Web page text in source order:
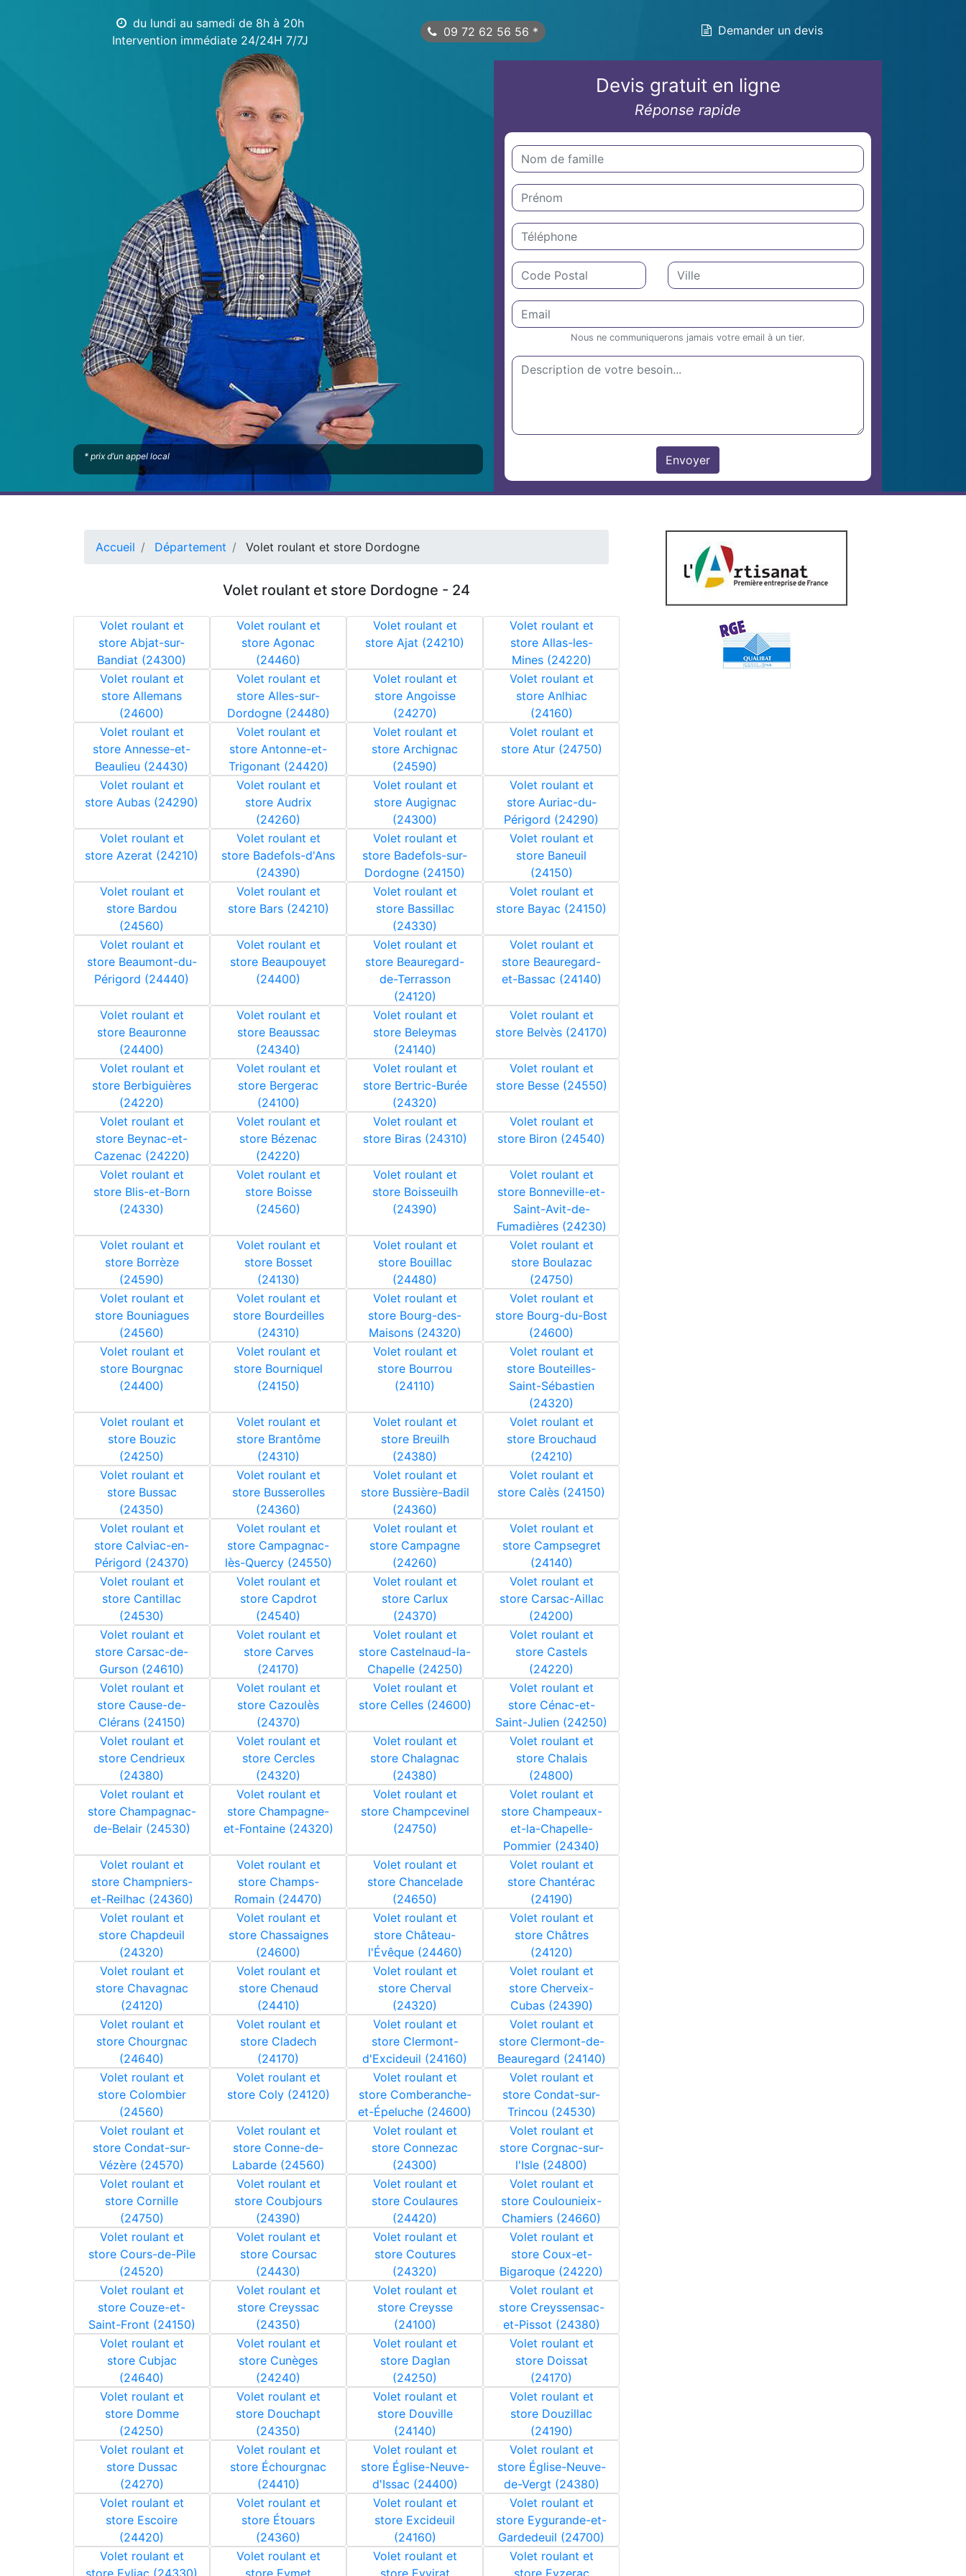
du lundi au samedi de 8h à 20h
Intervention immédiate 24/24H 7/7J
09 72 62 56 56 * Demander un devis
* prix d’un appel local
Devis gratuit en ligne
Réponse rapide
Nous ne communiquerons jamais votre email à un tier.
Accueil Département Volet roulant et store Dordogne
Volet roulant et store Dordogne - 24
Volet roulant et
store Abjat-sur-
Bandiat (24300)
Volet roulant et
store Agonac
(24460)
Volet roulant et
store Ajat (24210)
Volet roulant et
store Allas-les-
Mines (24220)
Volet roulant et
store Allemans
(24600)
Volet roulant et
store Alles-sur-
Dordogne (24480)
Volet roulant et
store Angoisse
(24270)
Volet roulant et
store Anlhiac
(24160)
Volet roulant et
store Annesse-et-
Beaulieu (24430)
Volet roulant et
store Antonne-et-
Trigonant (24420)
Volet roulant et
store Archignac
(24590)
Volet roulant et
store Atur (24750)
Volet roulant et
store Aubas (24290)
Volet roulant et
store Audrix
(24260)
Volet roulant et
store Augignac
(24300)
Volet roulant et
store Auriac-du-
Périgord (24290)
Volet roulant et
store Azerat (24210)
Volet roulant et
store Badefols-d'Ans
(24390)
Volet roulant et
store Badefols-sur-
Dordogne (24150)
Volet roulant et
store Baneuil
(24150)
Volet roulant et
store Bardou
(24560)
Volet roulant et
store Bars (24210)
Volet roulant et
store Bassillac
(24330)
Volet roulant et
store Bayac (24150)
Volet roulant et
store Beaumont-du-
Périgord (24440)
Volet roulant et
store Beaupouyet
(24400)
Volet roulant et
store Beauregard-
de-Terrasson
(24120)
Volet roulant et
store Beauregard-
et-Bassac (24140)
Volet roulant et
store Beauronne
(24400)
Volet roulant et
store Beaussac
(24340)
Volet roulant et
store Beleymas
(24140)
Volet roulant et
store Belvès (24170)
Volet roulant et
store Berbiguières
(24220)
Volet roulant et
store Bergerac
(24100)
Volet roulant et
store Bertric-Burée
(24320)
Volet roulant et
store Besse (24550)
Volet roulant et
store Beynac-et-
Cazenac (24220)
Volet roulant et
store Bézenac
(24220)
Volet roulant et
store Biras (24310)
Volet roulant et
store Biron (24540)
Volet roulant et
store Blis-et-Born
(24330)
Volet roulant et
store Boisse
(24560)
Volet roulant et
store Boisseuilh
(24390)
Volet roulant et
store Bonneville-et-
Saint-Avit-de-
Fumadières (24230)
Volet roulant et
store Borrèze
(24590)
Volet roulant et
store Bosset
(24130)
Volet roulant et
store Bouillac
(24480)
Volet roulant et
store Boulazac
(24750)
Volet roulant et
store Bouniagues
(24560)
Volet roulant et
store Bourdeilles
(24310)
Volet roulant et
store Bourg-des-
Maisons (24320)
Volet roulant et
store Bourg-du-Bost
(24600)
Volet roulant et
store Bourgnac
(24400)
Volet roulant et
store Bourniquel
(24150)
Volet roulant et
store Bourrou
(24110)
Volet roulant et
store Bouteilles-
Saint-Sébastien
(24320)
Volet roulant et
store Bouzic
(24250)
Volet roulant et
store Brantôme
(24310)
Volet roulant et
store Breuilh
(24380)
Volet roulant et
store Brouchaud
(24210)
Volet roulant et
store Bussac
(24350)
Volet roulant et
store Busserolles
(24360)
Volet roulant et
store Bussière-Badil
(24360)
Volet roulant et
store Calès (24150)
Volet roulant et
store Calviac-en-
Périgord (24370)
Volet roulant et
store Campagnac-
lès-Quercy (24550)
Volet roulant et
store Campagne
(24260)
Volet roulant et
store Campsegret
(24140)
Volet roulant et
store Cantillac
(24530)
Volet roulant et
store Capdrot
(24540)
Volet roulant et
store Carlux
(24370)
Volet roulant et
store Carsac-Aillac
(24200)
Volet roulant et
store Carsac-de-
Gurson (24610)
Volet roulant et
store Carves
(24170)
Volet roulant et
store Castelnaud-la-
Chapelle (24250)
Volet roulant et
store Castels
(24220)
Volet roulant et
store Cause-de-
Clérans (24150)
Volet roulant et
store Cazoulès
(24370)
Volet roulant et
store Celles (24600)
Volet roulant et
store Cénac-et-
Saint-Julien (24250)
Volet roulant et
store Cendrieux
(24380)
Volet roulant et
store Cercles
(24320)
Volet roulant et
store Chalagnac
(24380)
Volet roulant et
store Chalais
(24800)
Volet roulant et
store Champagnac-
de-Belair (24530)
Volet roulant et
store Champagne-
et-Fontaine (24320)
Volet roulant et
store Champcevinel
(24750)
Volet roulant et
store Champeaux-
et-la-Chapelle-
Pommier (24340)
Volet roulant et
store Champniers-
et-Reilhac (24360)
Volet roulant et
store Champs-
Romain (24470)
Volet roulant et
store Chancelade
(24650)
Volet roulant et
store Chantérac
(24190)
Volet roulant et
store Chapdeuil
(24320)
Volet roulant et
store Chassaignes
(24600)
Volet roulant et
store Château-
l'Évêque (24460)
Volet roulant et
store Châtres
(24120)
Volet roulant et
store Chavagnac
(24120)
Volet roulant et
store Chenaud
(24410)
Volet roulant et
store Cherval
(24320)
Volet roulant et
store Cherveix-
Cubas (24390)
Volet roulant et
store Chourgnac
(24640)
Volet roulant et
store Cladech
(24170)
Volet roulant et
store Clermont-
d'Excideuil (24160)
Volet roulant et
store Clermont-de-
Beauregard (24140)
Volet roulant et
store Colombier
(24560)
Volet roulant et
store Coly (24120)
Volet roulant et
store Comberanche-
et-Épeluche (24600)
Volet roulant et
store Condat-sur-
Trincou (24530)
Volet roulant et
store Condat-sur-
Vézère (24570)
Volet roulant et
store Conne-de-
Labarde (24560)
Volet roulant et
store Connezac
(24300)
Volet roulant et
store Corgnac-sur-
l'Isle (24800)
Volet roulant et
store Cornille
(24750)
Volet roulant et
store Coubjours
(24390)
Volet roulant et
store Coulaures
(24420)
Volet roulant et
store Coulounieix-
Chamiers (24660)
Volet roulant et
store Cours-de-Pile
(24520)
Volet roulant et
store Coursac
(24430)
Volet roulant et
store Coutures
(24320)
Volet roulant et
store Coux-et-
Bigaroque (24220)
Volet roulant et
store Couze-et-
Saint-Front (24150)
Volet roulant et
store Creyssac
(24350)
Volet roulant et
store Creysse
(24100)
Volet roulant et
store Creyssensac-
et-Pissot (24380)
Volet roulant et
store Cubjac
(24640)
Volet roulant et
store Cunèges
(24240)
Volet roulant et
store Daglan
(24250)
Volet roulant et
store Doissat
(24170)
Volet roulant et
store Domme
(24250)
Volet roulant et
store Douchapt
(24350)
Volet roulant et
store Douville
(24140)
Volet roulant et
store Douzillac
(24190)
Volet roulant et
store Dussac
(24270)
Volet roulant et
store Échourgnac
(24410)
Volet roulant et
store Église-Neuve-
d'Issac (24400)
Volet roulant et
store Église-Neuve-
de-Vergt (24380)
Volet roulant et
store Escoire
(24420)
Volet roulant et
store Étouars
(24360)
Volet roulant et
store Excideuil
(24160)
Volet roulant et
store Eygurande-et-
Gardedeuil (24700)
Volet roulant et
store Eyliac (24330)
Volet roulant et
store Eymet
Volet roulant et
store Eyvirat
Volet roulant et
store Eyzerac